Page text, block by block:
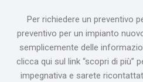
Per richiedere un preventivo
preventivo per un impianto
semplicemente delle
clicca qui sul link “scopri di più”
impegnativa e sarete